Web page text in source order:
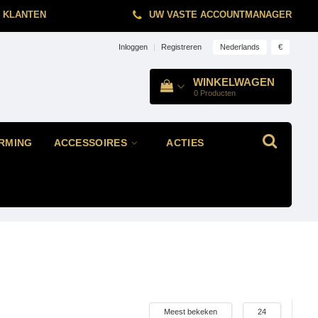
UW VASTE ACCOUNTMANAGER
Inloggen | Registreren Nederlands €
WINKELWAGEN
0 Producten
ACCESSOIRES ACTIES
Meest bekeken 24